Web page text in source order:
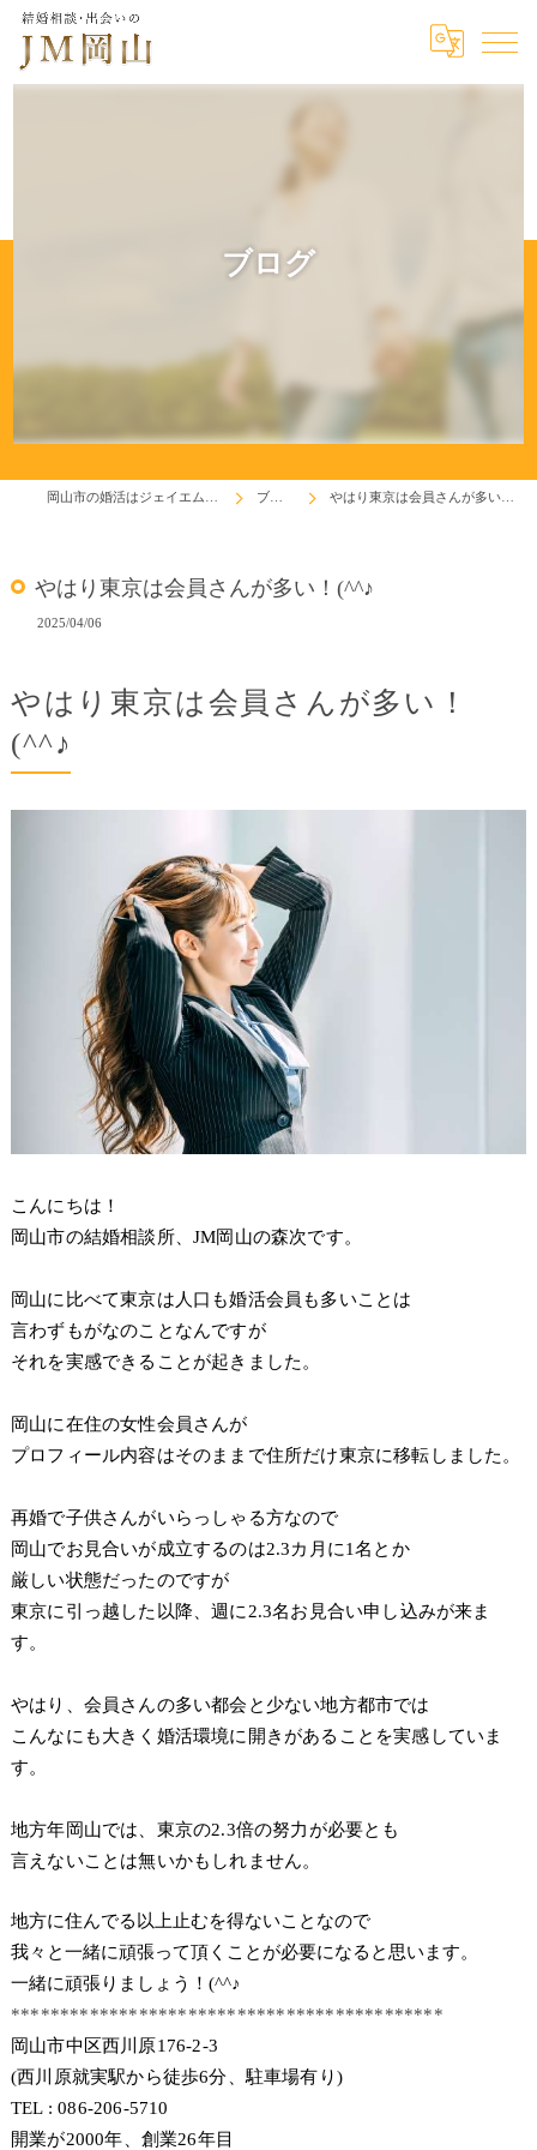
ブログ
ブログ やはり東京は会員さんが多い！(^^♪
やはり東京は会員さんが多い！(^^♪
2025/04/06
やはり東京は会員さんが多い！
(^^♪
こんにちは！
岡山市の結婚相談所、JM岡山の森次です。
岡山に比べて東京は人口も婚活会員も多いことは
言わずもがなのことなんですが
それを実感できることが起きました。
岡山に在住の女性会員さんが
プロフィール内容はそのままで住所だけ東京に移転しました。
再婚で子供さんがいらっしゃる方なので
岡山でお見合いが成立するのは2.3カ月に1名とか
厳しい状態だったのですが
東京に引っ越した以降、週に2.3名お見合い申し込みが来ま
す。
やはり、会員さんの多い都会と少ない地方都市では
こんなにも大きく婚活環境に開きがあることを実感していま
す。
地方年岡山では、東京の2.3倍の努力が必要とも
言えないことは無いかもしれません。
地方に住んでる以上止むを得ないことなので
我々と一緒に頑張って頂くことが必要になると思います。
一緒に頑張りましょう！(^^♪
********************************************
岡山市中区西川原176-2-3
(西川原就実駅から徒歩6分、駐車場有り)
TEL : 086-206-5710
開業が2000年、創業26年目